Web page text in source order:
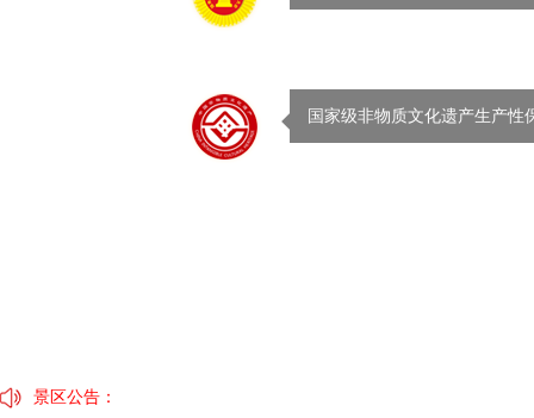
国家级非物质文化遗产生产性
景区公告：